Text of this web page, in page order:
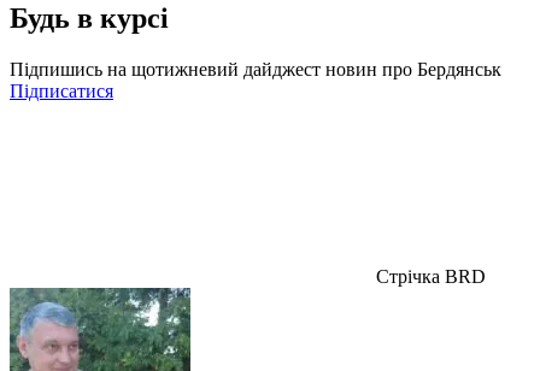
Будь в курсі
Підпишись на щотижневий дайджест новин про Бердянськ
Підписатися
Стрічка BRD